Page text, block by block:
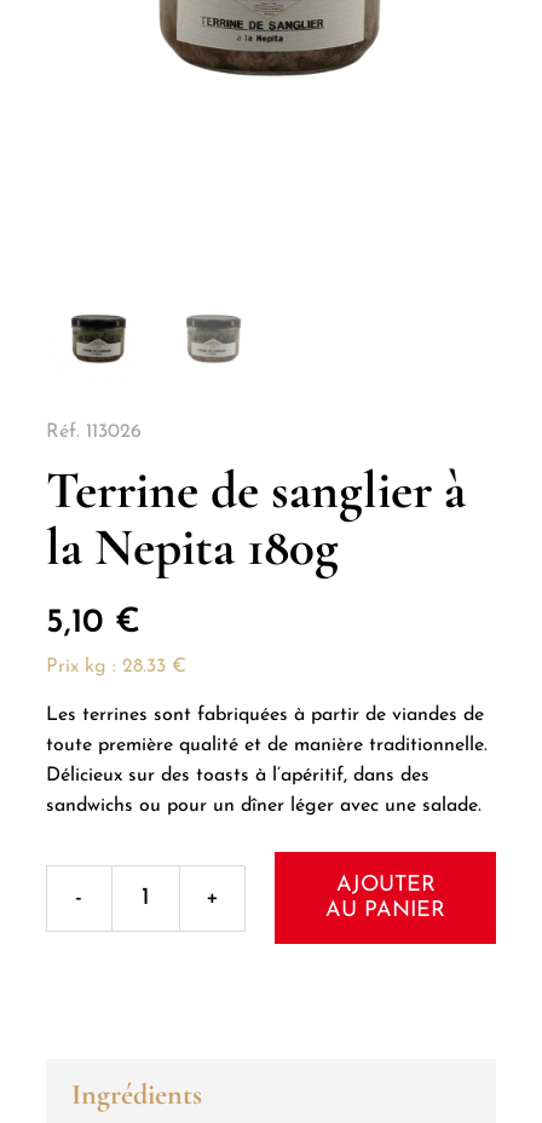
Réf. 113026
Terrine de sanglier à
la Nepita 180g
5,10 €
Prix kg : 28.33 €
Les terrines sont fabriquées à partir de viandes de
toute première qualité et de manière traditionnelle.
Délicieux sur des toasts à l’apéritif, dans des
sandwichs ou pour un dîner léger avec une salade.
à
AJOUTER
AU PANIER
Ingrédients